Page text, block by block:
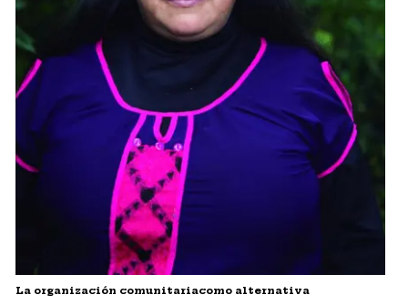
La organización comunitariacomo alternativa